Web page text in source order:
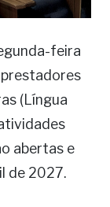
feira
(Língua
abertas e
de 2027.